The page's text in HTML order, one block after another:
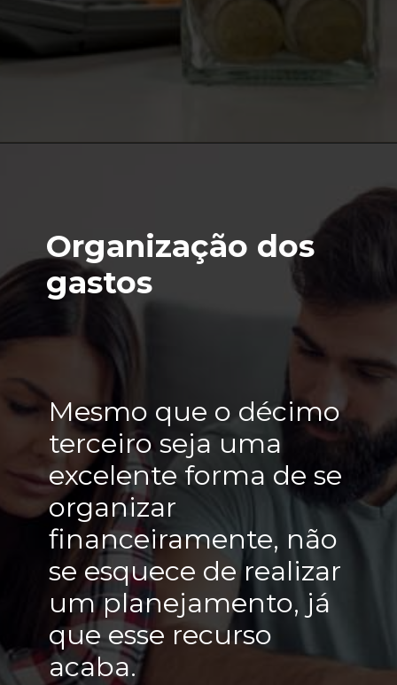
Mesmo que o décimo
terceiro seja uma
excelente forma de se
organizar
financeiramente, não
se esquece de realizar
um planejamento, já
que esse recurso
acaba.
Organização dos
gastos